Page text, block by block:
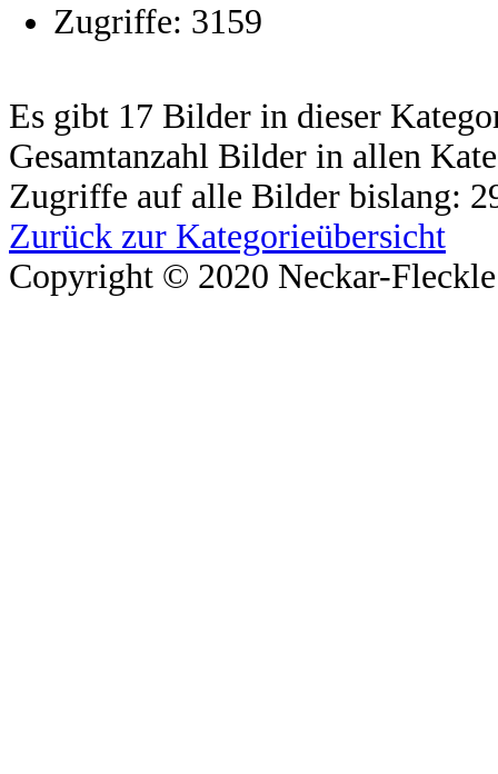
Zugriffe: 3159
Es gibt 17 Bilder in dieser
Gesamtanzahl Bilder in allen
Zugriffe auf alle Bilder bislang:
Zurück zur Kategorieübersicht
Copyright © 2020 Neckar-